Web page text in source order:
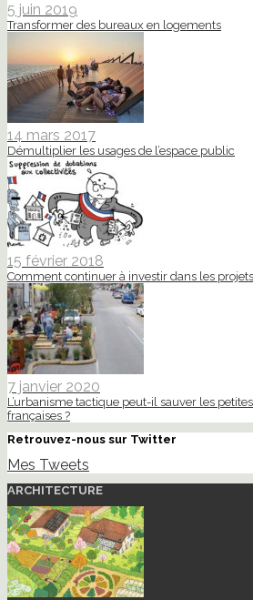
5 juin 2019
Transformer des bureaux en logements
14 mars 2017
Démultiplier les usages de l’espace public
15 février 2018
Comment continuer à investir dans les
7 janvier 2020
L’urbanisme tactique peut-il sauver les
françaises ?
Retrouvez-nous sur Twitter
Mes Tweets
ARCHITECTURE